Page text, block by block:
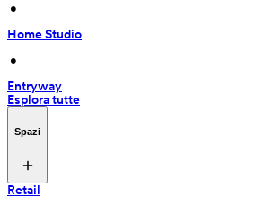
•
Home Studio
•
Entryway
Esplora tutte
Spazi
Retail